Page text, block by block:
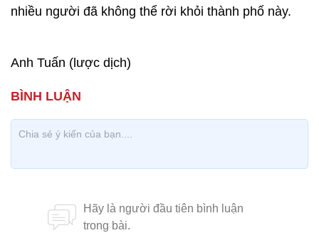
nhiều người đã không thể rời khỏi thành phố này.
Anh Tuấn (lược dịch)